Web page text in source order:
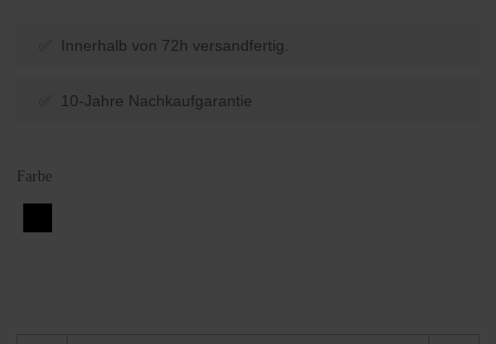
✅ Innerhalb von 72h versandfertig.
✅ 10-Jahre Nachkaufgarantie
Farbe